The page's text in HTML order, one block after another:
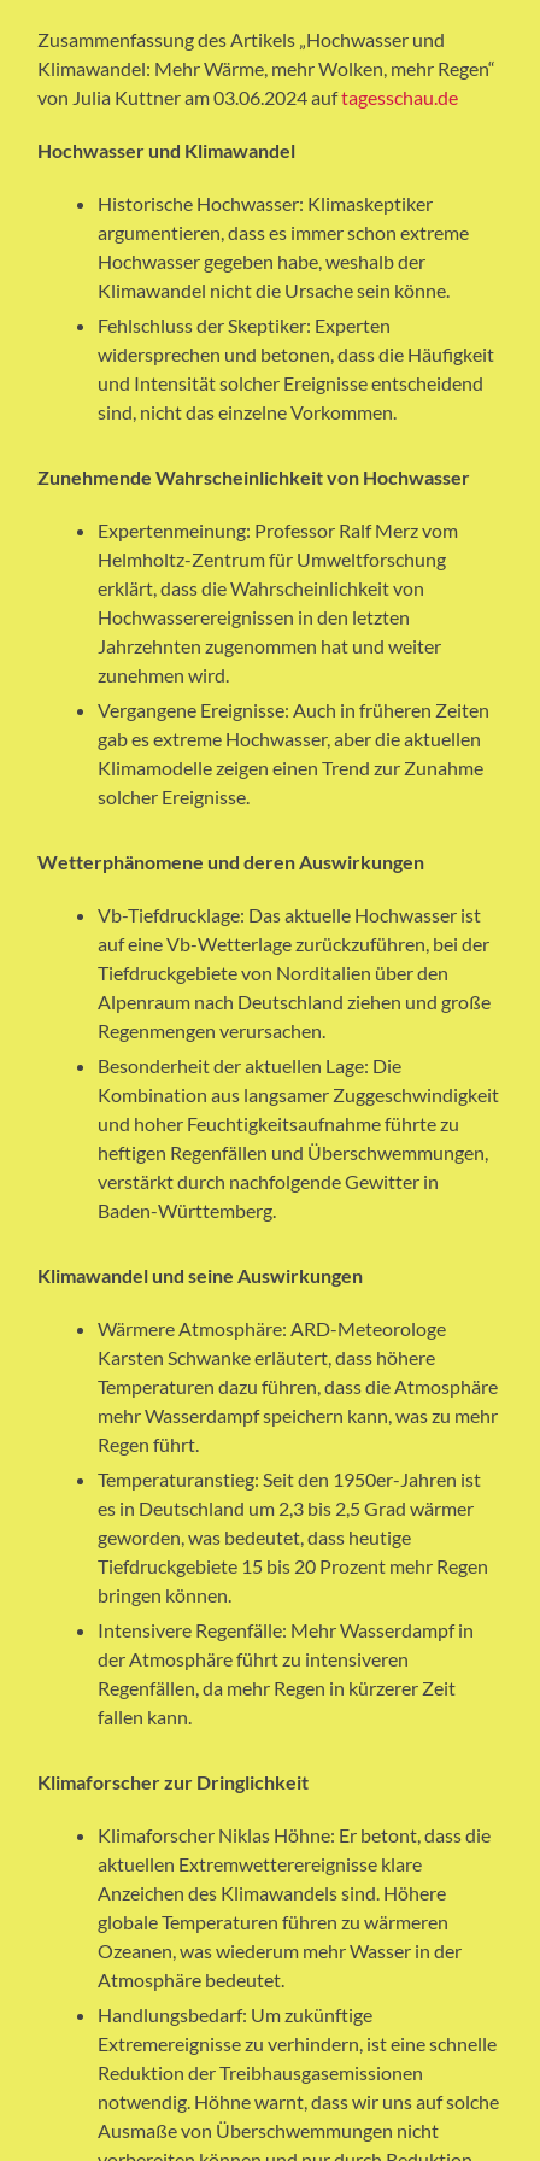
Zusammenfassung des Artikels „Hochwasser und
Klimawandel: Mehr Wärme, mehr Wolken, mehr Regen“
von Julia Kuttner am 03.06.2024 auftagesschau.de
Hochwasser und Klimawandel
Historische Hochwasser: Klimaskeptiker
argumentieren, dass es immer schon extreme
Hochwasser gegeben habe, weshalb der
Klimawandel nicht die Ursache sein könne.
Fehlschluss der Skeptiker: Experten
widersprechen und betonen, dass die Häufigkeit
und Intensität solcher Ereignisse entscheidend
sind, nicht das einzelne Vorkommen.
Zunehmende Wahrscheinlichkeit von Hochwasser
Expertenmeinung: Professor Ralf Merz vom
Helmholtz-Zentrum für Umweltforschung
erklärt, dass die Wahrscheinlichkeit von
Hochwasserereignissen in den letzten
Jahrzehnten zugenommen hat und weiter
zunehmen wird.
Vergangene Ereignisse: Auch in früheren Zeiten
gab es extreme Hochwasser, aber die aktuellen
Klimamodelle zeigen einen Trend zur Zunahme
solcher Ereignisse.
Wetterphänomene und deren Auswirkungen
Vb-Tiefdrucklage: Das aktuelle Hochwasser ist
auf eine Vb-Wetterlage zurückzuführen, bei der
Tiefdruckgebiete von Norditalien über den
Alpenraum nach Deutschland ziehen und große
Regenmengen verursachen.
Besonderheit der aktuellen Lage: Die
Kombination aus langsamer Zuggeschwindigkeit
und hoher Feuchtigkeitsaufnahme führte zu
heftigen Regenfällen und Überschwemmungen,
verstärkt durch nachfolgende Gewitter in
Baden-Württemberg.
Klimawandel und seine Auswirkungen
Wärmere Atmosphäre: ARD-Meteorologe
Karsten Schwanke erläutert, dass höhere
Temperaturen dazu führen, dass die Atmosphäre
mehr Wasserdampf speichern kann, was zu mehr
Regen führt.
Temperaturanstieg: Seit den 1950er-Jahren ist
es in Deutschland um 2,3 bis 2,5 Grad wärmer
geworden, was bedeutet, dass heutige
Tiefdruckgebiete 15 bis 20 Prozent mehr Regen
bringen können.
Intensivere Regenfälle: Mehr Wasserdampf in
der Atmosphäre führt zu intensiveren
Regenfällen, da mehr Regen in kürzerer Zeit
fallen kann.
Klimaforscher zur Dringlichkeit
Klimaforscher Niklas Höhne: Er betont, dass die
aktuellen Extremwetterereignisse klare
Anzeichen des Klimawandels sind. Höhere
globale Temperaturen führen zu wärmeren
Ozeanen, was wiederum mehr Wasser in der
Atmosphäre bedeutet.
Handlungsbedarf: Um zukünftige
Extremereignisse zu verhindern, ist eine schnelle
Reduktion der Treibhausgasemissionen
notwendig. Höhne warnt, dass wir uns auf solche
Ausmaße von Überschwemmungen nicht